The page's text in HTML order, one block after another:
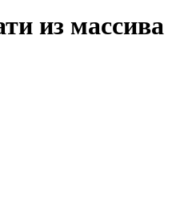
из массива